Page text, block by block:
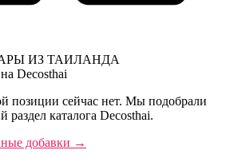
ИЗ ТАИЛАНДА
Decosthai
позиции сейчас нет. Мы подобрали
раздел каталога Decosthai.
добавки →